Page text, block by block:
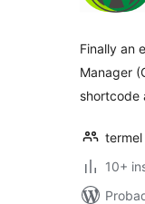
Finally an
Manager
shortcode
termel
10+